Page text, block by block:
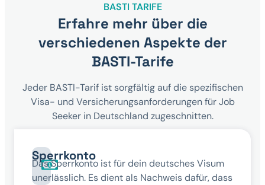
BASTI TARIFE
Erfahre mehr über die
verschiedenen Aspekte der
BASTI-Tarife
Jeder BASTI-Tarif ist sorgfältig auf die spezifischen
Visa- und Versicherungsanforderungen für Job
Seeker in Deutschland zugeschnitten.
Sperrkonto
Das Sperrkonto ist für dein deutsches Visum
unerlässlich. Es dient als Nachweis dafür, dass